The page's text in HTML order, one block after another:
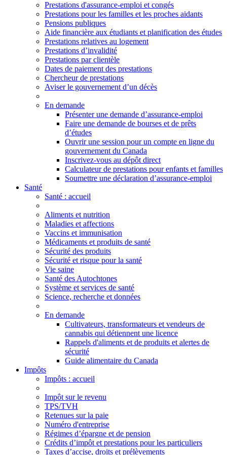
Prestations d'assurance-emploi et congés
Prestations pour les familles et les proches aidants
Pensions publiques
Aide financière aux étudiants et planification des études
Prestations relatives au logement
Prestations d’invalidité
Prestations par clientèle
Dates de paiement des prestations
Chercheur de prestations
Aviser le gouvernement d’un décès
En demande
Présenter une demande d’assurance-emploi
Faire une demande de bourses et de prêts
d’études
Ouvrir une session pour un compte en ligne du
gouvernement du Canada
Inscrivez-vous au dépôt direct
Calculateur de prestations pour enfants et familles
Soumettre une déclaration d’assurance-emploi
Santé
Santé : accueil
Aliments et nutrition
Maladies et affections
Vaccins et immunisation
Médicaments et produits de santé
Sécurité des produits
Sécurité et risque pour la santé
Vie saine
Santé des Autochtones
Système et services de santé
Science, recherche et données
En demande
Cultivateurs, transformateurs et vendeurs de
cannabis qui détiennent une licence
Rappels d'aliments et de produits et alertes de
sécurité
Guide alimentaire du Canada
Impôts
Impôts : accueil
Impôt sur le revenu
TPS/TVH
Retenues sur la paie
Numéro d'entreprise
Régimes d’épargne et de pension
Crédits d’impôt et prestations pour les particuliers
Taxes d’accise, droits et prélèvements